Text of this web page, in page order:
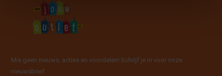
Mis geen nieuws, acties en voordelen! Schrijf je in voor onze
nieuwsbrief